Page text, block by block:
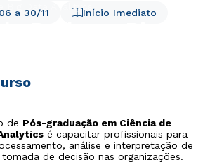
Big Data Analitycs
Dados e Big
Início Imediato
a 30/11
de Pós-graduação em Ciência de
é capacitar profissionais para
análise e interpretação de
de decisão nas organizações.